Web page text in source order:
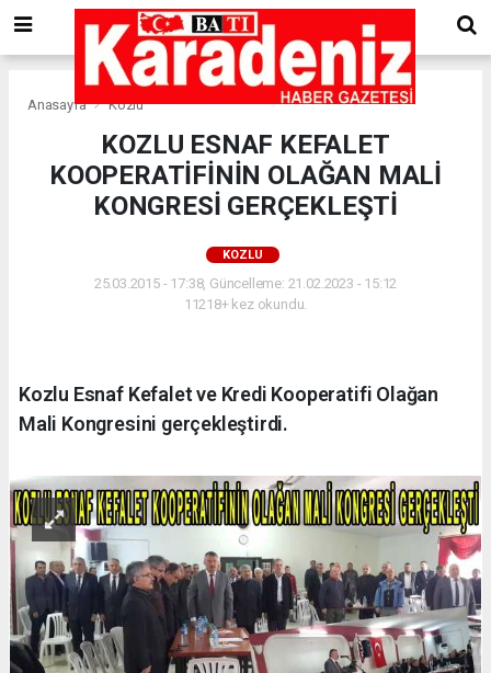
Anasayfa Kozlu
KOZLU ESNAF KEFALET
KOOPERATİFİNİN OLAĞAN MALİ
KONGRESİ GERÇEKLEŞTİ
KOZLU
25.03.2015 - 17:38, Güncelleme: 21.02.2023 - 15:12
11218+ kez okundu.
Kozlu Esnaf Kefalet ve Kredi Kooperatifi Olağan
Mali Kongresini gerçekleştirdi.